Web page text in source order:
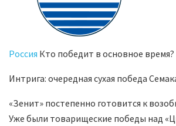
Россия Кто победит в основное время?
Интрига: очередная сухая победа
«Зенит» постепенно готовится к
Уже были товарищеские победы над